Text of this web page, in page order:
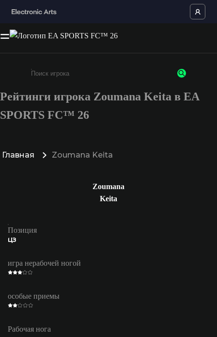
Введите не менее 3 символов или цифр
Рейтинги игрока Zoumana Keita в EA
SPORTS FC™ 26
Главная Zoumana Keita
Zoumana
Keita
Позиция
ЦЗ
игра нерабочей ногой
особые приемы
Рабочая нога